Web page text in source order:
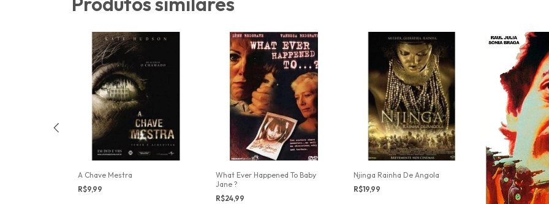
A Chave Mestra
R$9,99
What Ever Happened To Baby
Jane ?
R$24,99
Njinga Rainha De Angola
R$19,99